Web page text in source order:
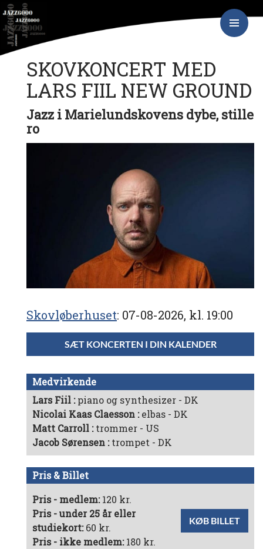
Hop
indhold
SKOVKONCERT MED
LARS FIIL NEW GROUND
Jazz i Marielundskovens dybe, stille
ro
Skovløberhuset 07-08-2026, kl. 19:00
SÆT KONCERTEN I DIN KALENDER
Medvirkende
Lars Fiil piano og synthesizer - DK
Nicolai Kaas Claesson elbas - DK
Matt Carroll trommer - US
Jacob Sørensen trompet - DK
Pris & Billet
Pris - medlem:120 kr.
Pris - under 25 år eller
studiekort:60 kr.
Pris - ikke medlem:180 kr.
KØB BILLET